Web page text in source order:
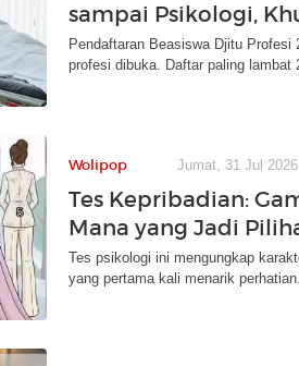
sampai Psikologi,
Pendaftaran Beasiswa Djitu Profesi
profesi dibuka. Daftar paling lambat
Wolipop Jumat, 31 Jul
Tes Kepribadian:
Mana yang Jadi
Tes psikologi ini mengungkap
yang pertama kali menarik